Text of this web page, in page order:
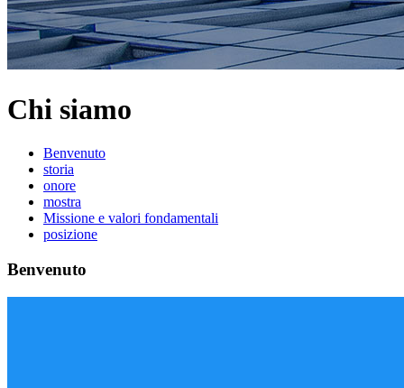
Chi siamo
Benvenuto
storia
onore
mostra
Missione e valori fondamentali
posizione
Benvenuto